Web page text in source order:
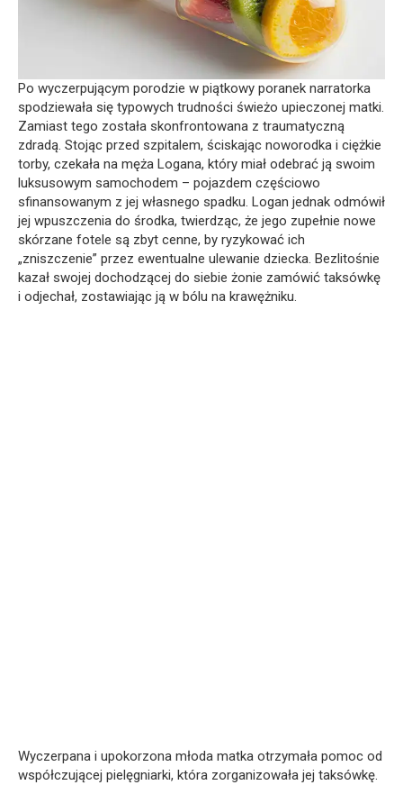
Po wyczerpującym porodzie w piątkowy poranek narratorka
spodziewała się typowych trudności świeżo upieczonej matki.
Zamiast tego została skonfrontowana z traumatyczną
zdradą. Stojąc przed szpitalem, ściskając noworodka i ciężkie
torby, czekała na męża Logana, który miał odebrać ją swoim
luksusowym samochodem – pojazdem częściowo
sfinansowanym z jej własnego spadku. Logan jednak odmówił
jej wpuszczenia do środka, twierdząc, że jego zupełnie nowe
skórzane fotele są zbyt cenne, by ryzykować ich
„zniszczenie” przez ewentualne ulewanie dziecka. Bezlitośnie
kazał swojej dochodzącej do siebie żonie zamówić taksówkę
i odjechał, zostawiając ją w bólu na krawężniku.
Wyczerpana i upokorzona młoda matka otrzymała pomoc od
współczującej pielęgniarki, która zorganizowała jej taksówkę.